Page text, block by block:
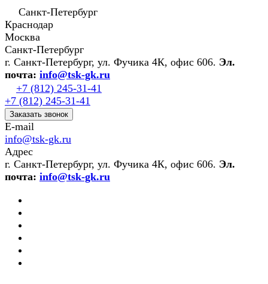
Санкт-Петербург
Краснодар
Москва
Санкт-Петербург
г. Санкт-Петербург, ул. Фучика 4К, офис 606. Эл.
почта: info@tsk-gk.ru
+7 (812) 245-31-41
+7 (812) 245-31-41
Заказать звонок
E-mail
info@tsk-gk.ru
Адрес
г. Санкт-Петербург, ул. Фучика 4К, офис 606. Эл.
почта: info@tsk-gk.ru